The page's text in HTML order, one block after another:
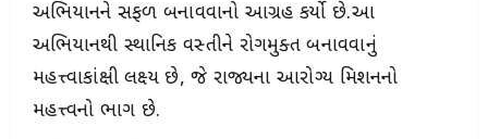
અભિયાનને સફળ બનાવવાનો આગ્રહ કર્યો છે.આ
અભિયાનથી સ્થાનિક વસ્તીને રોગમુક્ત બનાવવાનું
મહત્ત્વાકાંક્ષી લક્ષ્ય છે, જે રાજ્યના આરોગ્ય મિશનનો
મહત્ત્વનો ભાગ છે.